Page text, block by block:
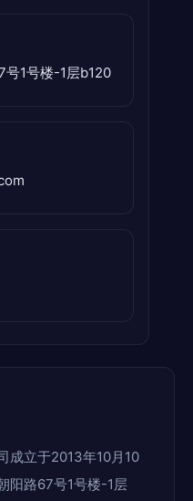
号1号楼-1层b120
成立于2013年10月10
阳路67号1号楼-1层